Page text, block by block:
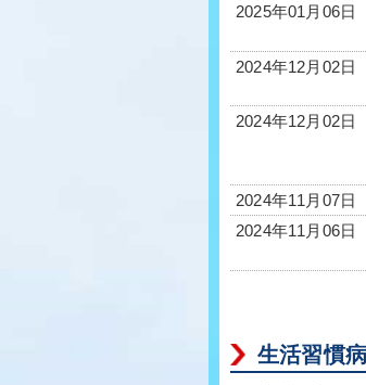
2025年01月06日
2024年12月02日
2024年12月02日
2024年11月07日
2024年11月06日
生活習慣